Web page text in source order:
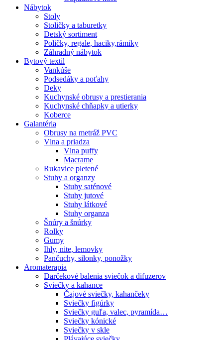
Nábytok
Stoly
Stoličky a taburetky
Detský sortiment
Poličky, regale, haciky,rámiky
Záhradný nábytok
Bytový textil
Vankúše
Podsedáky a poťahy
Deky
Kuchynské obrusy a prestierania
Kuchynské chňapky a utierky
Koberce
Galantéria
Obrusy na metráž PVC
Vlna a priadza
Vlna puffy
Macrame
Rukavice pletené
Stuhy a organzy
Stuhy saténové
Stuhy jutové
Stuhy látkové
Stuhy organza
Šnúry a šnúrky
Rolky
Gumy
Ihly, nite, lemovky
Pančuchy, silonky, ponožky
Aromaterapia
Darčekové balenia sviečok a difuzerov
Sviečky a kahance
Čajové sviečky, kahančeky
Sviečky figúrky
Sviečky guľa, valec, pyramída…
Sviečky kónické
Sviečky v skle